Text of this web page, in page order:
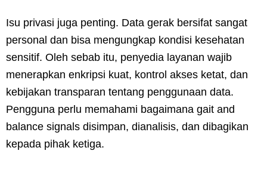
Isu privasi juga penting. Data gerak bersifat sangat
personal dan bisa mengungkap kondisi kesehatan
sensitif. Oleh sebab itu, penyedia layanan wajib
menerapkan enkripsi kuat, kontrol akses ketat, dan
kebijakan transparan tentang penggunaan data.
Pengguna perlu memahami bagaimana gait and
balance signals disimpan, dianalisis, dan dibagikan
kepada pihak ketiga.